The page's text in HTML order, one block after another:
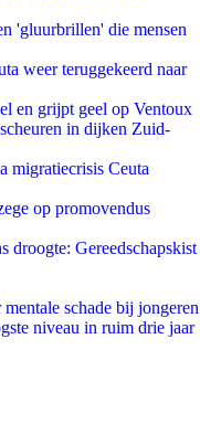
'gluurbrillen' die mensen
weer teruggekeerd naar
en grijpt geel op Ventoux
in dijken Zuid-
migratiecrisis Ceuta
op promovendus
droogte: Gereedschapskist
schade bij jongeren
niveau in ruim drie jaar